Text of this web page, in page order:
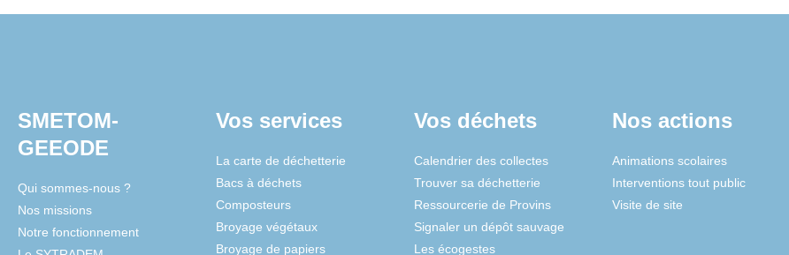
SMETOM-
GEEODE
Qui sommes-nous ?
Nos missions
Notre fonctionnement
Vos services
La carte de déchetterie
Bacs à déchets
Composteurs
Broyage végétaux
Broyage de papiers
Vos déchets
Calendrier des collectes
Trouver sa déchetterie
Ressourcerie de Provins
Signaler un dépôt sauvage
Les écogestes
Nos actions
Animations scolaires
Interventions tout public
Visite de site